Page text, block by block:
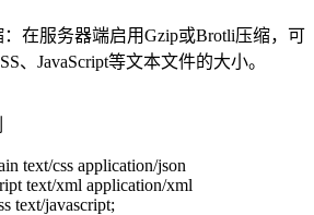
：在服务器端启用Gzip或Brotli压缩，可
、JavaScript等文本文件的大小。
text/css application/json
text/xml application/xml
text/javascript;